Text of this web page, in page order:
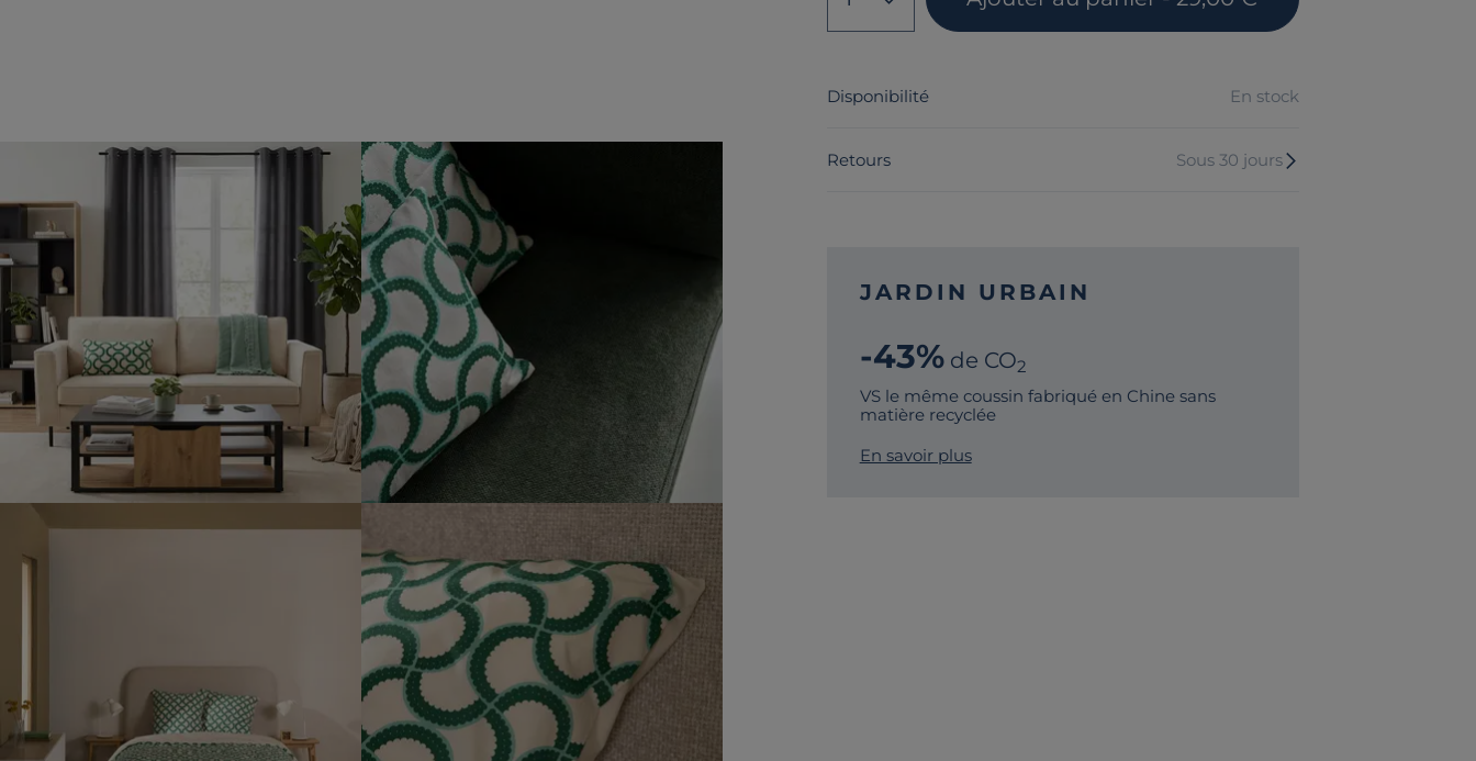
Disponibilité En stock
Retours Sous 30 jours
JARDIN URBAIN
-43%de CO2
VS le même coussin fabriqué en Chine sans
matière recyclée
En savoir plus